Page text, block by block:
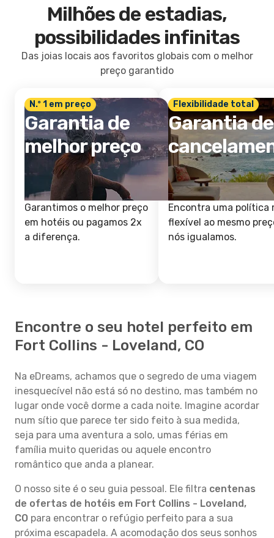
Milhões de estadias,
possibilidades infinitas
Das joias locais aos favoritos globais com o melhor
preço garantido
N.º 1 em preço
Garantia de
melhor preço
Garantimos o melhor preço
em hotéis ou pagamos 2x
a diferença.
Flexibilidade total
Garantia de
Encontra uma política
flexível ao mesmo
nós igualamos.
Encontre o seu hotel perfeito em
Fort Collins - Loveland, CO
Na eDreams, achamos que o segredo de uma viagem
inesquecível não está só no destino, mas também no
lugar onde você dorme a cada noite. Imagine acordar
num sítio que parece ter sido feito à sua medida,
seja para uma aventura a solo, umas férias em
família muito queridas ou aquele encontro
romântico que anda a planear.
O nosso site é o seu guia pessoal. Ele filtra centenas
de ofertas de hotéis em Fort Collins - Loveland,
CO para encontrar o refúgio perfeito para a sua
próxima escapadela. A acomodação dos seus sonhos